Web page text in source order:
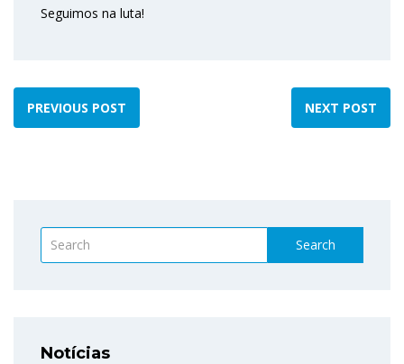
Seguimos na luta!
PREVIOUS POST NEXT POST
Search
Notícias